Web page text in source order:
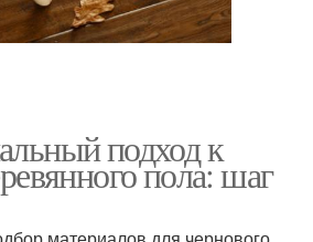
подход к
пола: шаг